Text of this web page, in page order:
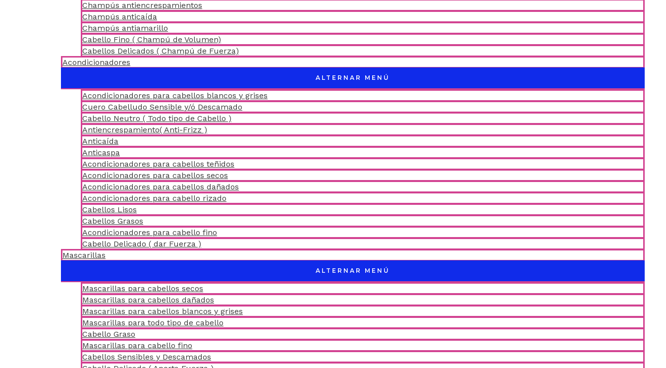
Champús antiencrespamientos
Champús anticaída
Champús antiamarillo
Cabello Fino ( Champú de Volumen)
Cabellos Delicados ( Champú de Fuerza)
Acondicionadores
ALTERNAR MENÚ
Acondicionadores para cabellos blancos y grises
Cuero Cabelludo Sensible y/ó Descamado
Cabello Neutro ( Todo tipo de Cabello )
Antiencrespamiento( Anti-Frizz )
Anticaída
Anticaspa
Acondicionadores para cabellos teñidos
Acondicionadores para cabellos secos
Acondicionadores para cabellos dañados
Acondicionadores para cabello rizado
Cabellos Lisos
Cabellos Grasos
Acondicionadores para cabello fino
Cabello Delicado ( dar Fuerza )
Mascarillas
ALTERNAR MENÚ
Mascarillas para cabellos secos
Mascarillas para cabellos dañados
Mascarillas para cabellos blancos y grises
Mascarillas para todo tipo de cabello
Cabello Graso
Mascarillas para cabello fino
Cabellos Sensibles y Descamados